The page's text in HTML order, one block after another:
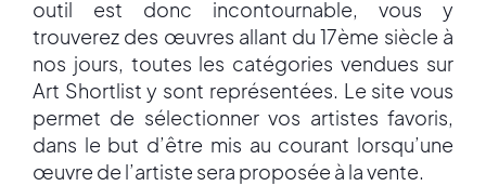
outil est donc incontournable, vous y
trouverez des œuvres allant du 17ème siècle à
nos jours, toutes les catégories vendues sur
Art Shortlist y sont représentées. Le site vous
permet de sélectionner vos artistes favoris,
dans le but d’être mis au courant lorsqu’une
œuvre de l’artiste sera proposée à la vente.